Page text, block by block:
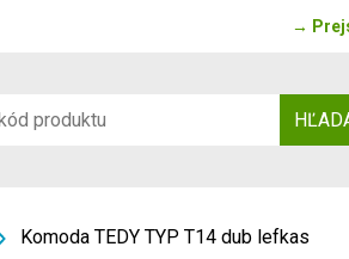
→
Komoda TEDY TYP T14 dub lefkas